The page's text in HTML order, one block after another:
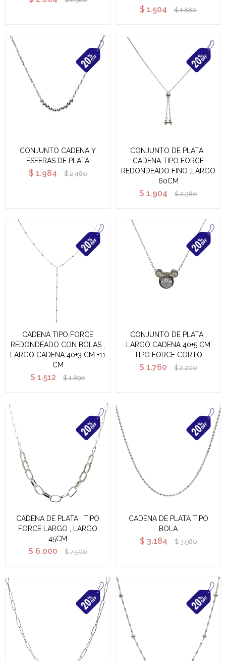
$ 1.504 $ 1.880
CONJUNTO CADENA Y
ESFERAS DE PLATA
$ 1.984 $ 2.480
CONJUNTO DE PLATA ,
CADENA TIPO FORCE
REDONDEADO FINO ,LARGO
60CM
$ 1.904 $ 2.380
CADENA TIPO FORCE
REDONDEADO CON BOLAS ,
LARGO CADENA 40+3 CM +11
CM
$ 1.512 $ 1.890
CONJUNTO DE PLATA ,
LARGO CADENA 40+5 CM
TIPO FORCE CORTO
$ 1.760 $ 2.200
CADENA DE PLATA , TIPO
FORCE LARGO , LARGO
45CM
$ 6.000 $ 7.500
CADENA DE PLATA TIPO
BOLA
$ 3.184 $ 3.980